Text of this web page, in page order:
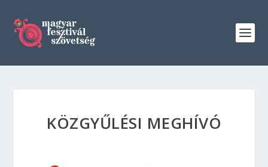
KÖZGYŰLÉSI MEGHÍVÓ